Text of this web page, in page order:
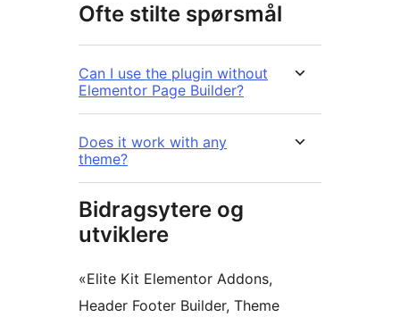
Ofte stilte spørsmål
Can I use the plugin without
Elementor Page Builder?
Does it work with any
theme?
Bidragsytere og
utviklere
«Elite Kit Elementor Addons,
Header Footer Builder, Theme